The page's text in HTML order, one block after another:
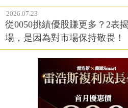
2026.07.23
從0050挑績優股賺更多？2表
場，是因為對市場保持敬畏！